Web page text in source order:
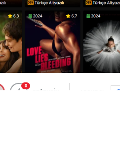
0
BEĞENDİM ABONE OL